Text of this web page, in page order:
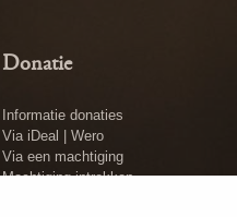
Donatie
Informatie donaties
Via iDeal | Wero
Via een machtiging
Machtiging intrekken